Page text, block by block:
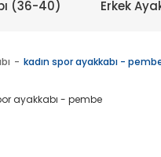
(36-40) Erkek
kadın spor ayakkabı -